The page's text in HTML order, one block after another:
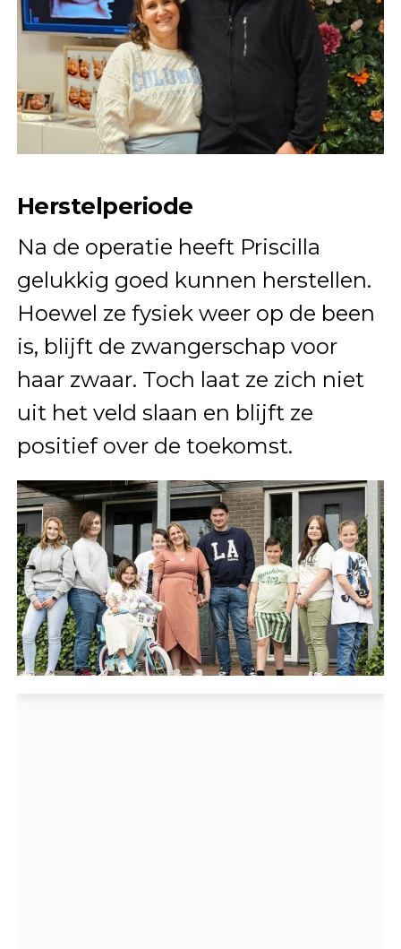
Herstelperiode
Na de operatie heeft Priscilla
gelukkig goed kunnen herstellen.
Hoewel ze fysiek weer op de been
is, blijft de zwangerschap voor
haar zwaar. Toch laat ze zich niet
uit het veld slaan en blijft ze
positief over de toekomst.